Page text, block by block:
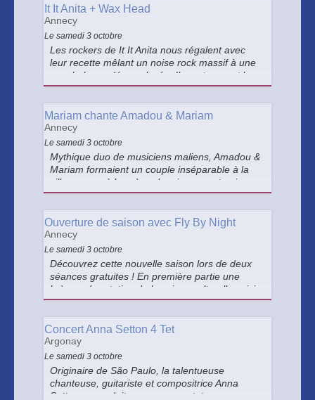
afrobeat, électro et pop !
It It Anita + Wax Head
Annecy
Le samedi 3 octobre
Les rockers de It It Anita nous régalent avec
leur recette mêlant un noise rock massif à une
nonchalance décomplexée. Ils partageront le
plateau avec les jeunes lads de Wax Head pour
garage psyché !
Mariam chante Amadou & Mariam
Annecy
Le samedi 3 octobre
Mythique duo de musiciens maliens, Amadou &
Mariam formaient un couple inséparable à la
ville comme à la scène depuis quarante-cinq
ans. En reprenant la route, Mariam conjure le
Ouverture de saison avec Fly By Night
Annecy
Le samedi 3 octobre
Découvrez cette nouvelle saison lors de deux
séances gratuites ! En première partie une
brève présentation de la saison culturelle suivie
d'un concert avec le groupe Fly By night !
Concert Anna Setton 4 Tet
Argonay
Le samedi 3 octobre
Originaire de São Paulo, la talentueuse
chanteuse, guitariste et compositrice Anna
Setton se produit avec son quartet pour un